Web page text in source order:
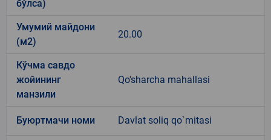
бўлса)
Умумий майдони
(м2)
20.00
Кўчма савдо
жойининг
манзили
Qo'sharcha mahallasi
Буюртмачи номи Davlat soliq qo`mitasi